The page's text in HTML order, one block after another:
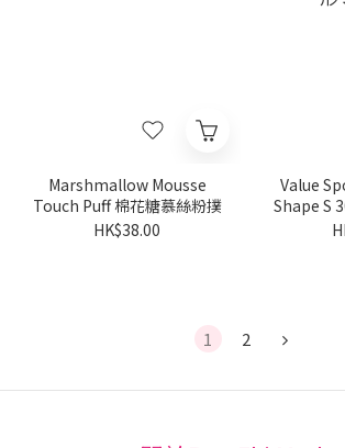
Marshmallow Mousse
Touch Puff 棉花糖慕絲粉撲
HK$38.00
Value
Shape S
1 2